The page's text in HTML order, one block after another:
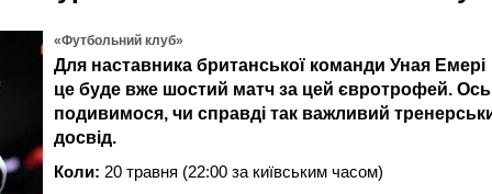
«Футбольний клуб»
Для наставника британської команди Уная Емері
це буде вже шостий матч за цей євротрофей. Ось
подивимося, чи справді так важливий
досвід.
Коли: 20 травня (22:00 за київським часом)